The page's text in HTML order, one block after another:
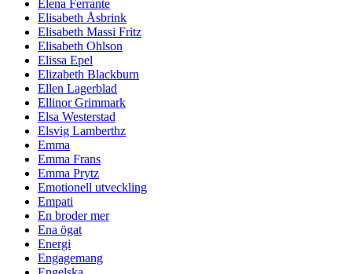
Elena Ferrante
Elisabeth Åsbrink
Elisabeth Massi Fritz
Elisabeth Ohlson
Elissa Epel
Elizabeth Blackburn
Ellen Lagerblad
Ellinor Grimmark
Elsa Westerstad
Elsvig Lamberthz
Emma
Emma Frans
Emma Prytz
Emotionell utveckling
Empati
En broder mer
Ena ögat
Energi
Engagemang